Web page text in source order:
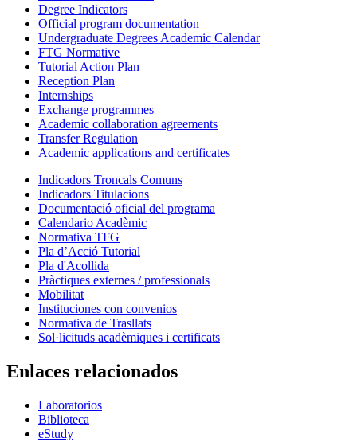
Degree Indicators
Official program documentation
Undergraduate Degrees Academic Calendar
FTG Normative
Tutorial Action Plan
Reception Plan
Internships
Exchange programmes
Academic collaboration agreements
Transfer Regulation
Academic applications and certificates
Indicadors Troncals Comuns
Indicadors Titulacions
Documentació oficial del programa
Calendario Acadèmic
Normativa TFG
Pla d’Acció Tutorial
Pla d'Acollida
Pràctiques externes / professionals
Mobilitat
Instituciones con convenios
Normativa de Trasllats
Sol·licituds acadèmiques i certificats
Enlaces relacionados
Laboratorios
Biblioteca
eStudy